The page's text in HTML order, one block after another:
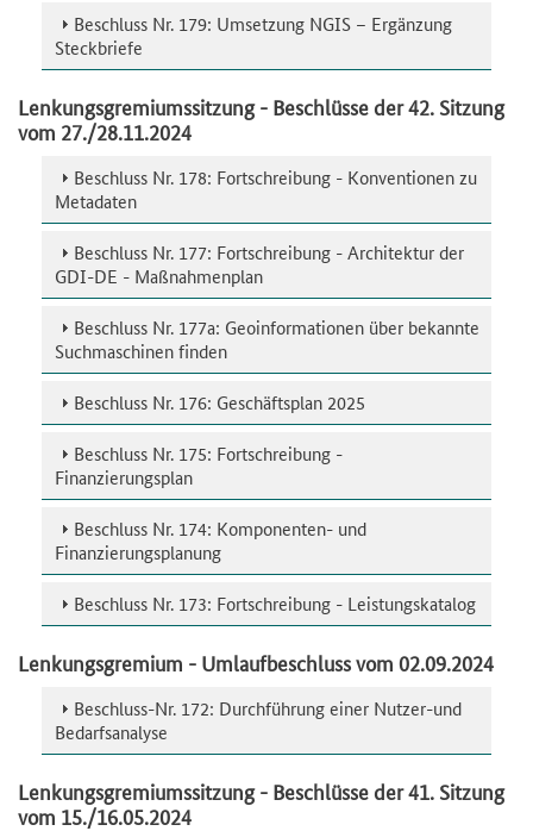
Beschluss Nr. 179: Umsetzung NGIS – Ergänzung
Steckbriefe
Lenkungsgremiumssitzung - Beschlüsse der 42. Sitzung
vom 27./28.11.2024
Beschluss Nr. 178: Fortschreibung - Konventionen zu
Metadaten
Beschluss Nr. 177: Fortschreibung - Architektur der
GDI-DE - Maßnahmenplan
Beschluss Nr. 177a: Geoinformationen über bekannte
Suchmaschinen finden
Beschluss Nr. 176: Geschäftsplan 2025
Beschluss Nr. 175: Fortschreibung -
Finanzierungsplan
Beschluss Nr. 174: Komponenten- und
Finanzierungsplanung
Beschluss Nr. 173: Fortschreibung - Leistungskatalog
Lenkungsgremium - Umlaufbeschluss vom 02.09.2024
Beschluss-Nr. 172: Durchführung einer Nutzer-und
Bedarfsanalyse
Lenkungsgremiumssitzung - Beschlüsse der 41. Sitzung
vom 15./16.05.2024